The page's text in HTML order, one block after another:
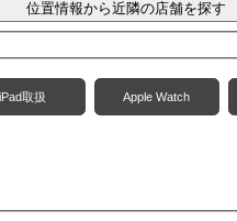
iPad取扱 Apple Watch